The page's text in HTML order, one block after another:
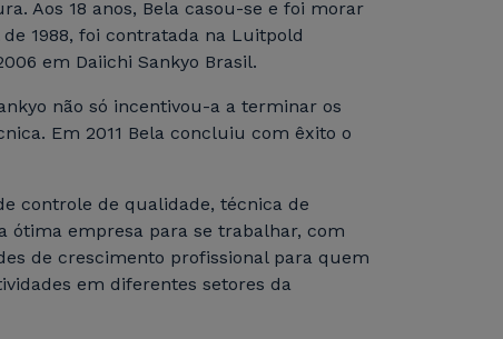
Aos 18 anos, Bela casou-se e foi morar
1988, foi contratada na Luitpold
em Daiichi Sankyo Brasil.
não só incentivou-a a terminar os
Em 2011 Bela concluiu com êxito o
controle de qualidade, técnica de
ótima empresa para se trabalhar, com
de crescimento profissional para quem
em diferentes setores da